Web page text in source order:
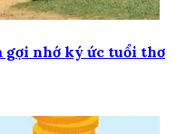
gợi nhớ ký ức tuổi thơ